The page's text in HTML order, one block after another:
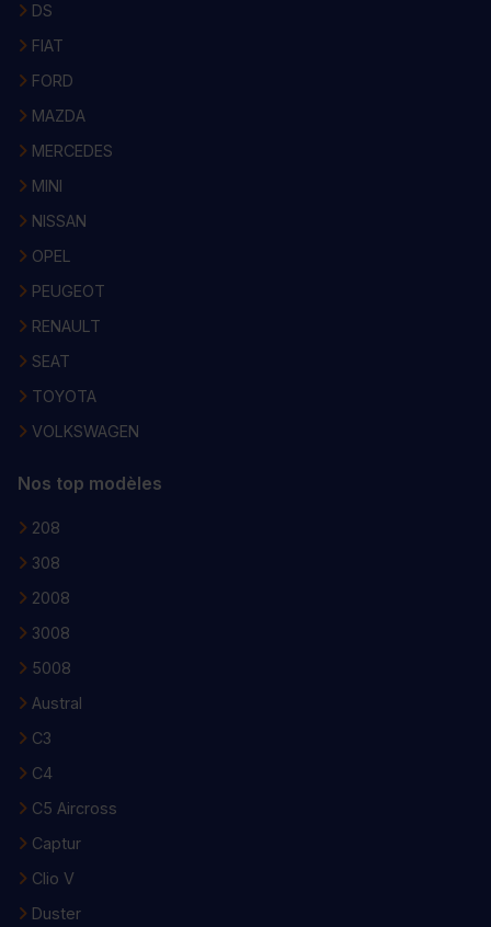
DS
FIAT
FORD
MAZDA
MERCEDES
MINI
NISSAN
OPEL
PEUGEOT
RENAULT
SEAT
TOYOTA
VOLKSWAGEN
Nos top modèles
208
308
2008
3008
5008
Austral
C3
C4
C5 Aircross
Captur
Clio V
Duster